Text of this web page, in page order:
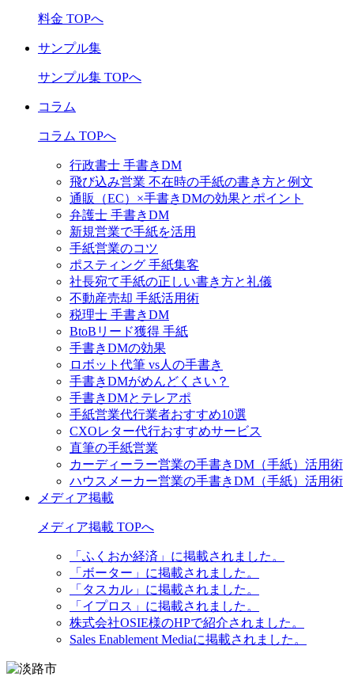
料金 TOPへ
サンプル集
サンプル集 TOPへ
コラム
コラム TOPへ
行政書士 手書きDM
飛び込み営業 不在時の手紙の書き方と例文
通販（EC）×手書きDMの効果とポイント
弁護士 手書きDM
新規営業で手紙を活用
手紙営業のコツ
ポスティング 手紙集客
社長宛て手紙の正しい書き方と礼儀
不動産売却 手紙活用術
税理士 手書きDM
BtoBリード獲得 手紙
手書きDMの効果
ロボット代筆 vs人の手書き
手書きDMがめんどくさい？
手書きDMとテレアポ
手紙営業代行業者おすすめ10選
CXOレター代行おすすめサービス
直筆の手紙営業
カーディーラー営業の手書きDM（手紙）活用術
ハウスメーカー営業の手書きDM（手紙）活用術
メディア掲載
メディア掲載 TOPへ
「ふくおか経済」に掲載されました。
「ボーター」に掲載されました。
「タスカル」に掲載されました。
「イプロス」に掲載されました。
株式会社OSIE様のHPで紹介されました。
Sales Enablement Mediaに掲載されました。